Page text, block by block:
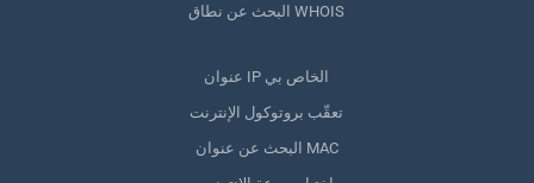
البحث عن نطاق WHOIS
عنوان IP الخاص بي
تعقّب بروتوكول الإنترنت
البحث عن عنوان MAC